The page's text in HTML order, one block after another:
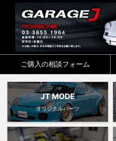
ご購入の相談フォーム
JT MODE
オリジナルパーツ